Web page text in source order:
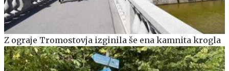
Z ograje Tromostovja izginila še ena kamnita krogla